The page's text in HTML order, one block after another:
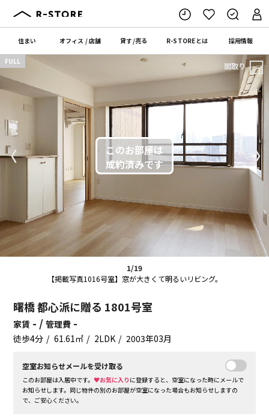
住まい オフィス /店舗 貸す/売る R-STOREとは 採用情報
1/19
【掲載写真1016号室】窓が大きくて明るいリビング。
〈 〉
FULL 間取り
曙橋 都心派に贈る 1801号室
家賃 - /管理費 -
徒歩4分 61.61㎡ 2LDK 2003年03月
空室お知らせメールを受け取る
このお部屋は入居中です。♥お気に入り に登録すると、空室になった時にメールで
お知らせします。同じ物件の別のお部屋が空室になった場合もお知らせしますの
で、ご安心ください。